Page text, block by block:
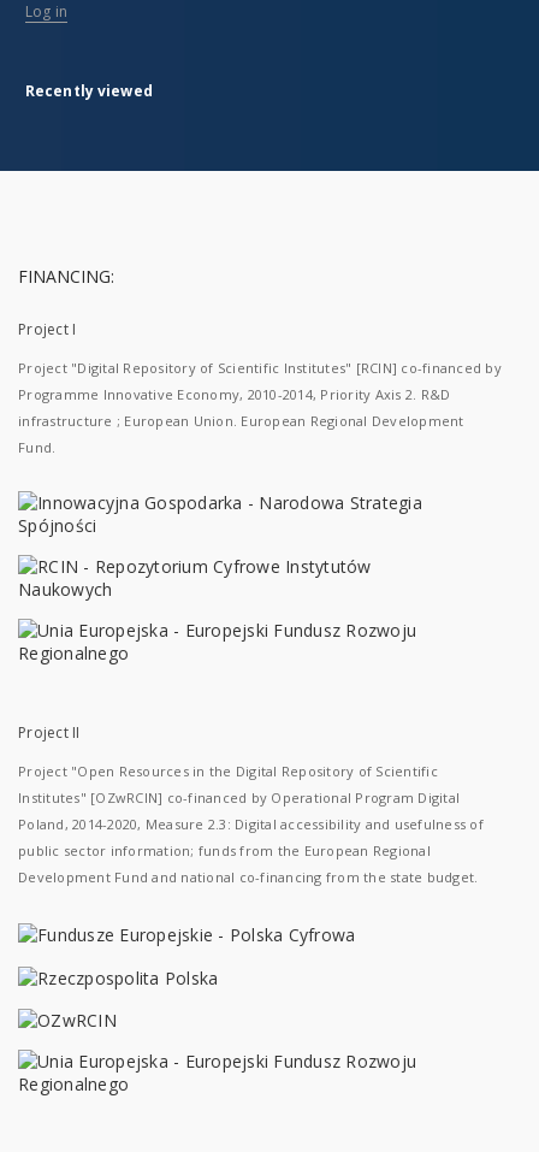
Log in
Recently viewed
FINANCING:
Project I
Project "Digital Repository of Scientific Institutes" [RCIN] co-financed by
Programme Innovative Economy, 2010-2014, Priority Axis 2. R&D
infrastructure ; European Union. European Regional Development
Fund.
Project II
Project "Open Resources in the Digital Repository of Scientific
Institutes" [OZwRCIN] co-financed by Operational Program Digital
Poland, 2014-2020, Measure 2.3: Digital accessibility and usefulness of
public sector information; funds from the European Regional
Development Fund and national co-financing from the state budget.